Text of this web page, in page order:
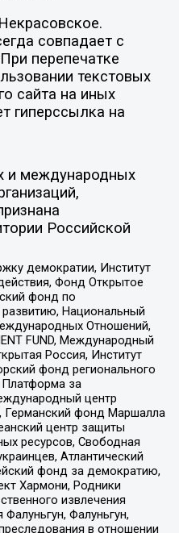
совпадает с
перепечатке
текстовых
сайта на иных
гиперссылка на
и международных
Российской
демократии, Институт
Фонд Открытое
фонд по
Национальный
Отношений,
FUND, Международный
Россия, Институт
фонд регионального
Платформа за
центр
Германский фонд Маршалла
центр защиты
ресурсов, Свободная
Атлантический
фонд за демократию,
Хармони, Родники
извлечения
Фалуньгун,
в отношении